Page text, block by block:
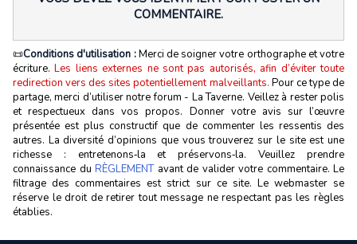
COMMENTAIRE.
📜Conditions d'utilisation :Merci de soigner votre orthographe et votre
écriture.Les liens externes ne sont pas autorisés, afin d’éviter toute
redirection vers des sites potentiellement malveillants. Pour ce type de
partage, merci d’utiliser notre forum - La Taverne. Veillez à rester polis
et respectueux dans vos propos. Donner votre avis sur l’œuvre
présentée est plus constructif que de commenter les ressentis des
autres. La diversité d’opinions que vous trouverez sur le site est une
richesse : entretenons‑la et préservons‑la. Veuillez prendre
connaissance du RÈGLEMENTavant de valider votre commentaire. Le
filtrage des commentaires est strict sur ce site. Le webmaster se
réserve le droit de retirer tout message ne respectant pas les règles
établies.